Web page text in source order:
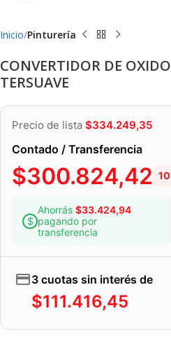
Inicio Pinturería
CONVERTIDOR DE
TERSUAVE
Precio de lista $334.249,35
Contado / Transferencia
$300.824,42
Ahorrás $33.424,94
pagando por
transferencia
3 cuotas sin interés de
$111.416,45